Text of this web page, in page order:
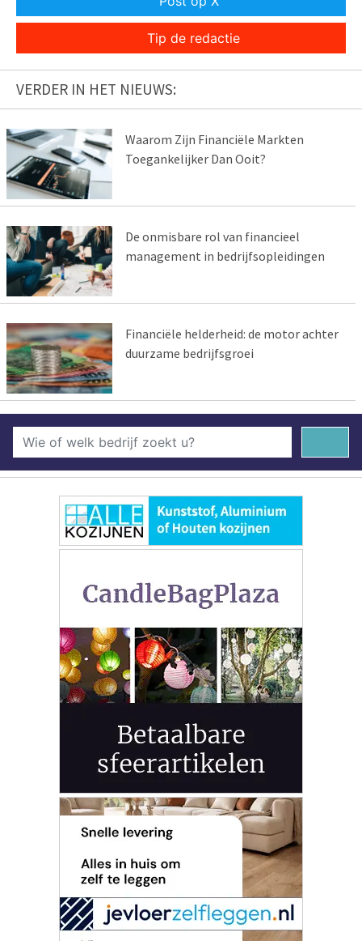
Tip de redactie
VERDER IN HET NIEUWS:
Waarom Zijn Financiële Markten
Toegankelijker Dan Ooit?
De onmisbare rol van financieel
management in bedrijfsopleidingen
Financiële helderheid: de motor achter
duurzame bedrijfsgroei